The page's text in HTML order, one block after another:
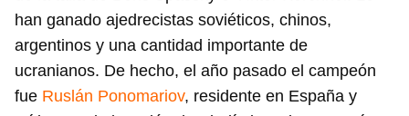
han ganado ajedrecistas soviéticos, chinos,
argentinos y una cantidad importante de
ucranianos. De hecho, el año pasado el campeón
fue Ruslán Ponomariov, residente en España y